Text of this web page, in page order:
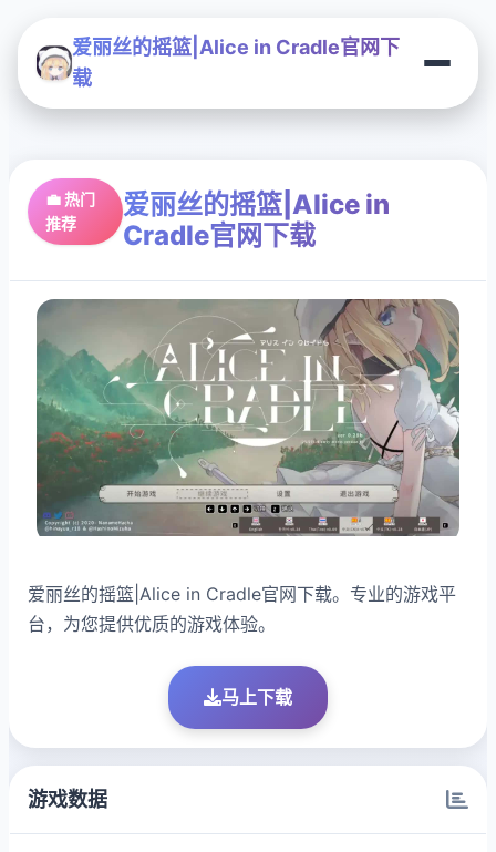
爱丽丝的摇篮|Alice in Cradle官网下
载
💼 热门
推荐
爱丽丝的摇篮|Alice in
Cradle官网下载
爱丽丝的摇篮|Alice in Cradle官网下载。专业的游戏平
台，为您提供优质的游戏体验。
马上下载
游戏数据